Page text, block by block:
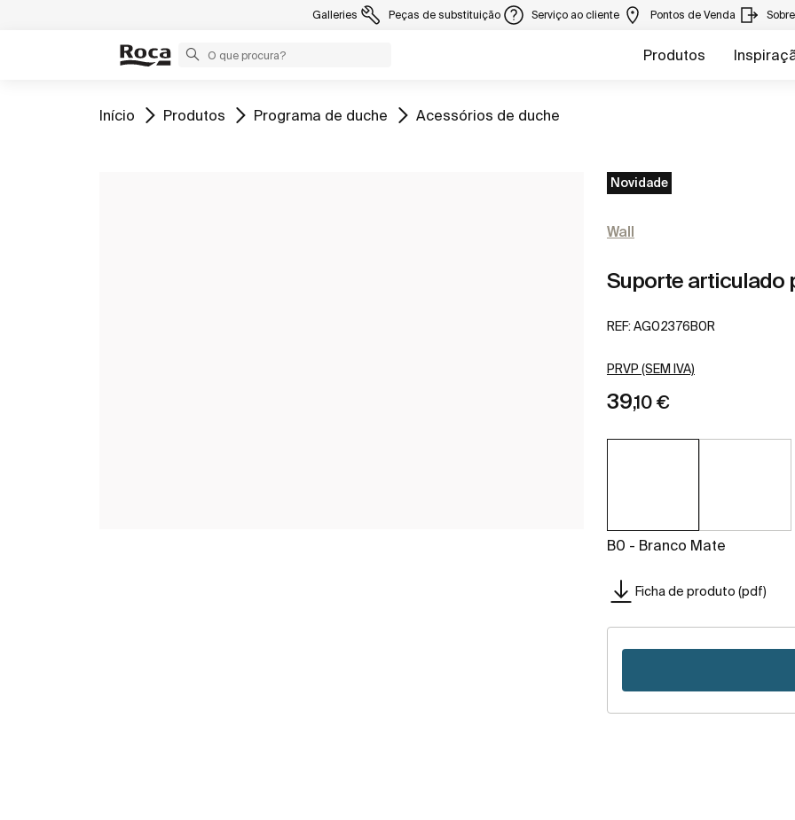
Galleries Peças de substituição Serviço ao cliente Pontos de Venda
Produtos
Ir para
Início Ir para
Produtos Ir para
Programa de duche Ir para
Acessórios de duche
Novidade
Wall
Suporte articulado
REF: AG02376B0R
PRVP (SEM IVA)
39,10 €
B0 - Branco Mate
Ficha de produto (pdf)